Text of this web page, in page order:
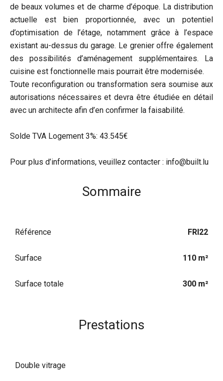
de beaux volumes et de charme d’époque. La distribution
actuelle est bien proportionnée, avec un potentiel
d’optimisation de l’étage, notamment grâce à l’espace
existant au-dessus du garage. Le grenier offre également
des possibilités d’aménagement supplémentaires. La
cuisine est fonctionnelle mais pourrait être modernisée.
Toute reconfiguration ou transformation sera soumise aux
autorisations nécessaires et devra être étudiée en détail
avec un architecte afin d’en confirmer la faisabilité.
Solde TVA Logement 3%: 43.545€
Pour plus d’informations, veuillez contacter : info@built.lu
Sommaire
Référence FRI22
Surface 110 m²
Surface totale 300 m²
Prestations
Double vitrage